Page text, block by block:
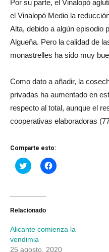
Por su parte, el Vinalopó
el Vinalopó Medio la
Alta, debido a algún episodio
Algueña. Pero la calidad de
monastrelles ha sido muy
Como dato a añadir, la
privadas ha aumentado en
respecto al total, aunque el
cooperativas elaboradoras
Comparte esto:
Haz
clic
Twitter
abre
ventana
nueva)
Haz
clic
ventana
Relacionado
Alicante comienza la
vendimia
25 agosto, 2020